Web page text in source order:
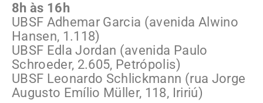
8h às 16h
UBSF Adhemar Garcia (avenida Alwino
Hansen, 1.118)
UBSF Edla Jordan (avenida Paulo
Schroeder, 2.605, Petrópolis)
UBSF Leonardo Schlickmann (rua Jorge
Augusto Emílio Müller, 118, Iririú)